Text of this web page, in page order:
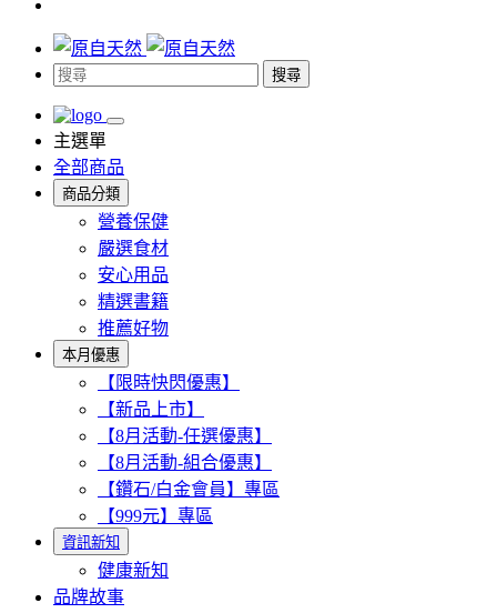
搜尋
主選單
全部商品
商品分類
營養保健
嚴選食材
安心用品
精選書籍
推薦好物
本月優惠
【限時快閃優惠】
【新品上市】
【8月活動-任選優惠】
【8月活動-組合優惠】
【鑽石/白金會員】專區
【999元】專區
資訊新知
健康新知
品牌故事